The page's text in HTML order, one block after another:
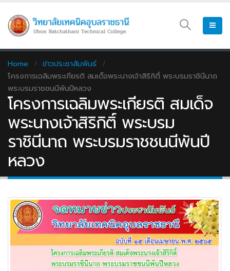
Home
ข่าวประชาสัมพันธ์
โครงการเฉลิมพระเกียรติ สมเด็จพระนางเจ้าสิริกิติ์ พระบรมราชินีนาถ
พระบรมราชชนนีพันปีหลวง
โครงการเฉลิมพระเกียรติ สมเด็จ
พระนางเจ้าสิริกิติ์ พระบรม
ราชินีนาถ พระบรมราชชนนีพันปี
หลวง